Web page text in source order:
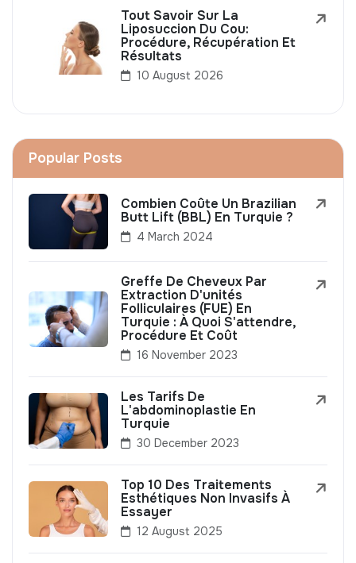
Tout Savoir Sur La
Liposuccion Du Cou:
Procédure, Récupération Et
Résultats
10 August 2026
Popular Posts
Combien Coûte Un Brazilian
Butt Lift (BBL) En Turquie ?
4 March 2024
Greffe De Cheveux Par
Extraction D'unités
Folliculaires (FUE) En
Turquie : À Quoi S'attendre,
Procédure Et Coût
16 November 2023
Les Tarifs De
L'abdominoplastie En
Turquie
30 December 2023
Top 10 Des Traitements
Esthétiques Non Invasifs À
Essayer
12 August 2025